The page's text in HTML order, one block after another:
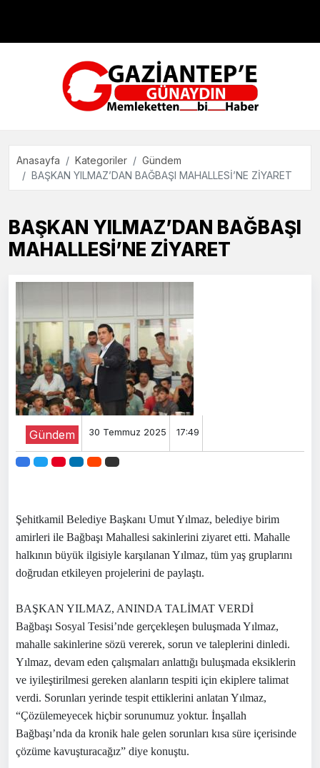
Teknoloji
Anasayfa Kategoriler
Gündem
BAŞKAN YILMAZ’DAN BAĞBAŞI MAHALLESİ’NE ZİYARET
BAŞKAN YILMAZ’DAN BAĞBAŞI
MAHALLESİ’NE ZİYARET
Gündem 30 Temmuz 2025 17:49
Şehitkamil Belediye Başkanı Umut Yılmaz, belediye birim
amirleri ile Bağbaşı Mahallesi sakinlerini ziyaret etti. Mahalle
halkının büyük ilgisiyle karşılanan Yılmaz, tüm yaş gruplarını
doğrudan etkileyen projelerini de paylaştı.
BAŞKAN YILMAZ, ANINDA TALİMAT VERDİ
Bağbaşı Sosyal Tesisi’nde gerçekleşen buluşmada Yılmaz,
mahalle sakinlerine sözü vererek, sorun ve taleplerini dinledi.
Yılmaz, devam eden çalışmaları anlattığı buluşmada eksiklerin
ve iyileştirilmesi gereken alanların tespiti için ekiplere talimat
verdi. Sorunları yerinde tespit ettiklerini anlatan Yılmaz,
“Çözülemeyecek hiçbir sorunumuz yoktur. İnşallah
Bağbaşı’nda da kronik hale gelen sorunları kısa süre içerisinde
çözüme kavuşturacağız” diye konuştu.